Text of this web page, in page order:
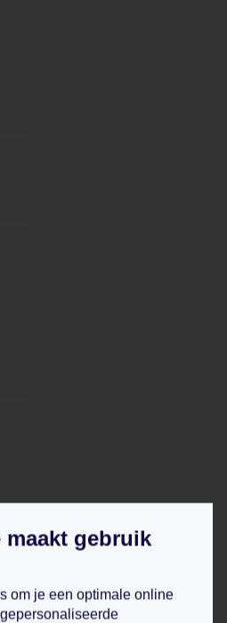
maakt gebruik
om je een optimale online